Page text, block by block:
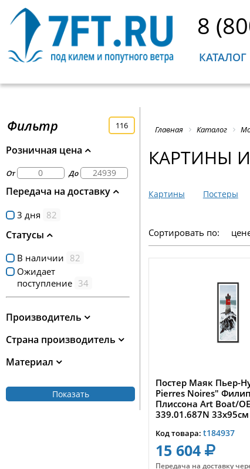
8
КАТАЛОГ
Фильтр 116
Розничная цена
От До
Передача на доставку
3 дня 82
Статусы
В наличии 82
Ожидает
поступление 34
Производитель
Страна производитель
Материал
Показать
Главная Каталог
КАРТИНЫ
Картины Постеры
Сортировать по:
Постер Маяк Пьер-
Pierres Noires"
Плиссона Art Boat/OE
339.01.687N
Код товара: t184937
15 604
Передача на доставку